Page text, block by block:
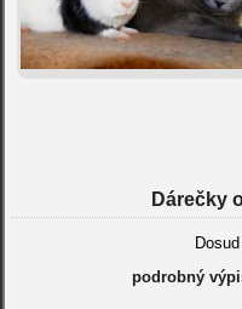
Dárečky
podrobný